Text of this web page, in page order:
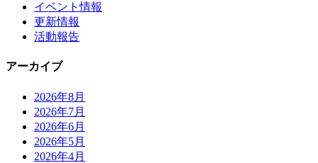
イベント情報
更新情報
活動報告
アーカイブ
2026年8月
2026年7月
2026年6月
2026年5月
2026年4月